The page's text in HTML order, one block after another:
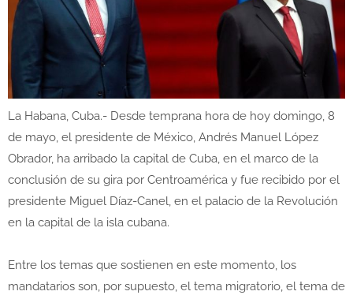
La Habana, Cuba.- Desde temprana hora de hoy domingo, 8
de mayo, el presidente de México, Andrés Manuel López
Obrador, ha arribado la capital de Cuba, en el marco de la
conclusión de su gira por Centroamérica y fue recibido por el
presidente Miguel Díaz-Canel, en el palacio de la Revolución
en la capital de la isla cubana.
Entre los temas que sostienen en este momento, los
mandatarios son, por supuesto, el tema migratorio, el tema de